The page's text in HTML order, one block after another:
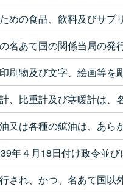
めの食品、飲料及びサプ
名あて国の関係当局の発
刷物及び文字、絵画等を
、比重計及び寒暖計は、
又は各種の鉱油は、あら
年４月18日付け政令並び
され、かつ、名あて国以